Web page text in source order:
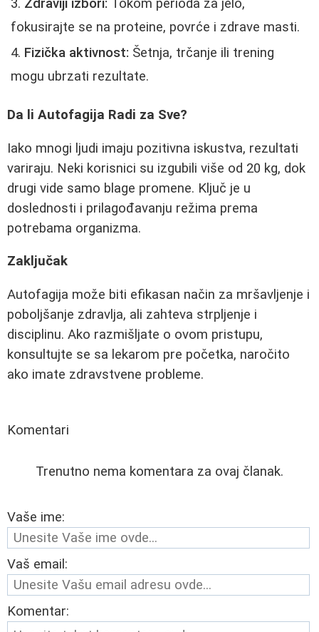
Zdraviji izbori: Tokom perioda za jelo,
fokusirajte se na proteine, povrće i zdrave masti.
Fizička aktivnost: Šetnja, trčanje ili trening
mogu ubrzati rezultate.
Da li Autofagija Radi za Sve?
Iako mnogi ljudi imaju pozitivna iskustva, rezultati
variraju. Neki korisnici su izgubili više od 20 kg, dok
drugi vide samo blage promene. Ključ je u
doslednosti i prilagođavanju režima prema
potrebama organizma.
Zaključak
Autofagija može biti efikasan način za mršavljenje i
poboljšanje zdravlja, ali zahteva strpljenje i
disciplinu. Ako razmišljate o ovom pristupu,
konsultujte se sa lekarom pre početka, naročito
ako imate zdravstvene probleme.
Komentari
Trenutno nema komentara za ovaj članak.
Vaše ime:
Vaš email:
Komentar: